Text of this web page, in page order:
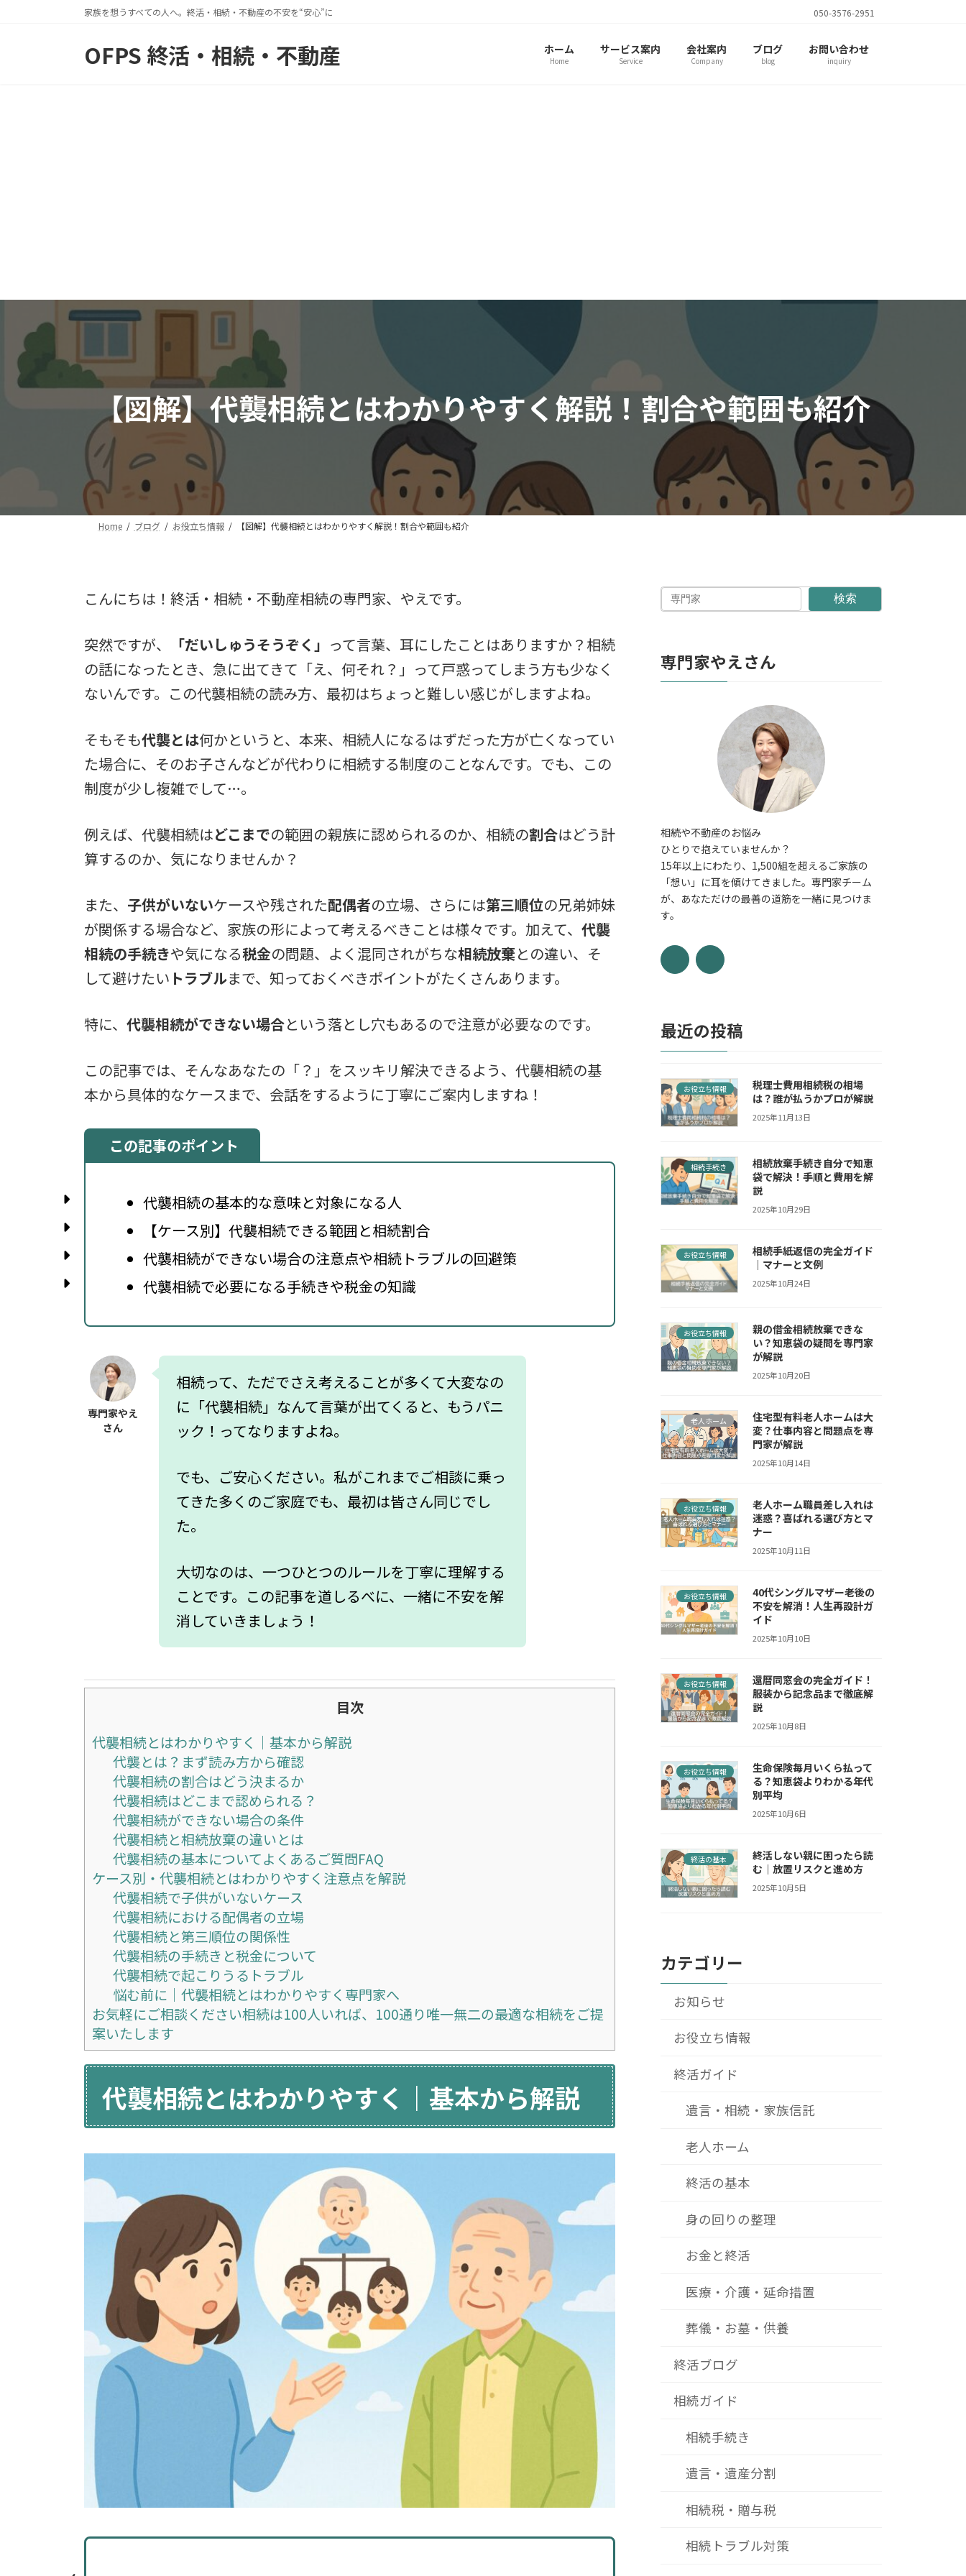
家族を想うすべての人へ。終活・相続・不動産の不安を“安心”に 050-3576-2951
OFPS 終活・相続・不動産 ホーム
Home
サービス案内
Service
会社案内
Company
ブログ
blog
お問い合わせ
inquiry
【図解】代襲相続とはわかりやすく解説！割合や範囲も紹介
Home ブログ お役立ち情報 【図解】代襲相続とはわかりやすく解説！割合や範囲も紹介
こんにちは！終活・相続・不動産相続の専門家、やえです。
突然ですが、 「だいしゅうそうぞく」 って言葉、耳にしたことはありますか？相続
の話になったとき、急に出てきて「え、何それ？」って戸惑ってしまう方も少なく
ないんです。この代襲相続の読み方、最初はちょっと難しい感じがしますよね。
そもそも代襲とは何かというと、本来、相続人になるはずだった方が亡くなってい
た場合に、そのお子さんなどが代わりに相続する制度のことなんです。でも、この
制度が少し複雑でして…。
例えば、代襲相続はどこまでの範囲の親族に認められるのか、相続の割合はどう計
算するのか、気になりませんか？
また、 子供がいないケースや残された配偶者の立場、さらには第三順位の兄弟姉妹
が関係する場合など、家族の形によって考えるべきことは様々です。加えて、 代襲
相続の手続きや気になる税金の問題、よく混同されがちな相続放棄との違い、そ
して避けたい トラブルまで、知っておくべきポイントがたくさんあります。
特に、 代襲相続ができない場合という落とし穴もあるので注意が必要なのです。
この記事では、そんなあなたの「？」をスッキリ解決できるよう、代襲相続の基
本から具体的なケースまで、会話をするように丁寧にご案内しますね！
この記事のポイント
代襲相続の基本的な意味と対象になる人
【ケース別】代襲相続できる範囲と相続割合
代襲相続ができない場合の注意点や相続トラブルの回避策
代襲相続で必要になる手続きや税金の知識
専門家やえ
さん
相続って、ただでさえ考えることが多くて大変なの
に「代襲相続」なんて言葉が出てくると、もうパニ
ック！ってなりますよね。
でも、ご安心ください。私がこれまでご相談に乗っ
てきた多くのご家庭でも、最初は皆さん同じでし
た。
大切なのは、一つひとつのルールを丁寧に理解する
ことです。この記事を道しるべに、一緒に不安を解
消していきましょう！
目次
代襲相続とはわかりやすく｜基本から解説
代襲とは？まず読み方から確認
代襲相続の割合はどう決まるか
代襲相続はどこまで認められる？
代襲相続ができない場合の条件
代襲相続と相続放棄の違いとは
代襲相続の基本についてよくあるご質問FAQ
ケース別・代襲相続とはわかりやすく注意点を解説
代襲相続で子供がいないケース
代襲相続における配偶者の立場
代襲相続と第三順位の関係性
代襲相続の手続きと税金について
代襲相続で起こりうるトラブル
悩む前に｜代襲相続とはわかりやすく専門家へ
お気軽にご相談ください相続は100人いれば、100通り唯一無二の最適な相続をご提
案いたします
代襲相続とはわかりやすく｜基本から解説
検索
専門家やえさん
相続や不動産のお悩み
ひとりで抱えていませんか？
15年以上にわたり、1,500組を超えるご家族の
「想い」に耳を傾けてきました。専門家チーム
が、あなただけの最善の道筋を一緒に見つけま
す。
最近の投稿
お役立ち情報
税理士費用相続税の相場
は？誰が払うかプロが解説
2025年11月13日
相続手続き
相続放棄手続き自分で知恵
袋で解決！手順と費用を解
説
2025年10月29日
お役立ち情報
相続手紙返信の完全ガイド
｜マナーと文例
2025年10月24日
お役立ち情報
親の借金相続放棄できな
い？知恵袋の疑問を専門家
が解説
2025年10月20日
老人ホーム
住宅型有料老人ホームは大
変？仕事内容と問題点を専
門家が解説
2025年10月14日
お役立ち情報
老人ホーム職員差し入れは
迷惑？喜ばれる選び方とマ
ナー
2025年10月11日
お役立ち情報
40代シングルマザー老後の
不安を解消！人生再設計ガ
イド
2025年10月10日
お役立ち情報
還暦同窓会の完全ガイド！
服装から記念品まで徹底解
説
2025年10月8日
お役立ち情報
生命保険毎月いくら払って
る？知恵袋よりわかる年代
別平均
2025年10月6日
終活の基本
終活しない親に困ったら読
む｜放置リスクと進め方
2025年10月5日
カテゴリー
お知らせ
お役立ち情報
終活ガイド
遺言・相続・家族信託
老人ホーム
終活の基本
身の回りの整理
お金と終活
医療・介護・延命措置
葬儀・お墓・供養
終活ブログ
相続ガイド
相続手続き
遺言・遺産分割
相続税・贈与税
相続トラブル対策